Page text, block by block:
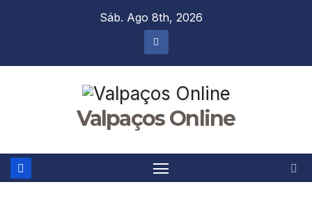
Sáb. Ago 8th, 2026
Valpaços Online